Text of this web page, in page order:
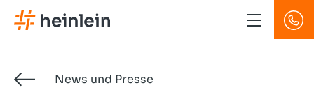
Direkt
zum
News und Presse